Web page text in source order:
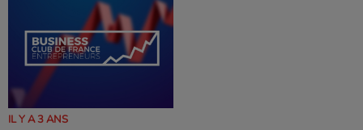
IL Y A 3 ANS